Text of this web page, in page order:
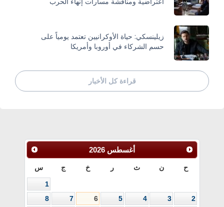
زيلينسكي: حياة الأوكرانيين تعتمد يومياً على
حسم الشركاء في أوروبا وأمريكا
قراءة كل الأخبار
أغسطس 2026
ح ن ث ر خ ج س
1
2
3
4
5
6
7
8